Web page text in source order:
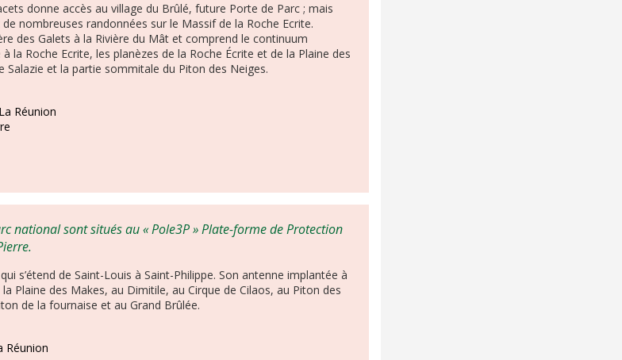
donne accès au village du Brûlé, future Porte de Parc ; mais
nombreuses randonnées sur le Massif de la Roche Ecrite.
des Galets à la Rivière du Mât et comprend le continuum
la Roche Ecrite, les planèzes de la Roche Écrite et de la Plaine des
Salazie et la partie sommitale du Piton des Neiges.
Réunion
national sont situés au « Pole3P » Plate-forme de Protection
s’étend de Saint-Louis à Saint-Philippe. Son antenne implantée à
Plaine des Makes, au Dimitile, au Cirque de Cilaos, au Piton des
de la fournaise et au Grand Brûlée.
Réunion